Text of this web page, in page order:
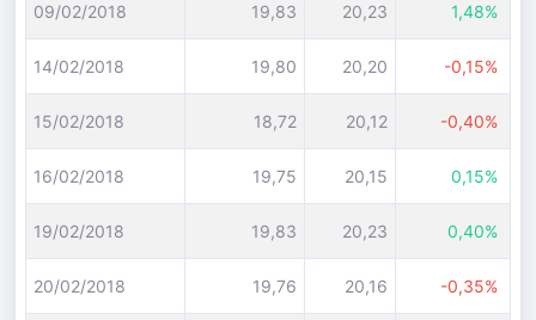
09/02/2018 19,83 20,23 1,48%
14/02/2018 19,80 20,20 -0,15%
15/02/2018 18,72 20,12 -0,40%
16/02/2018 19,75 20,15 0,15%
19/02/2018 19,83 20,23 0,40%
20/02/2018 19,76 20,16 -0,35%